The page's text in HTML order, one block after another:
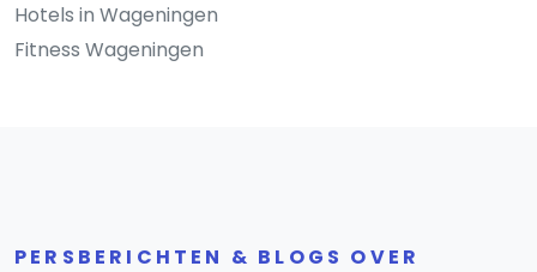
Hotels in Wageningen
Fitness Wageningen
PERSBERICHTEN & BLOGS OVER